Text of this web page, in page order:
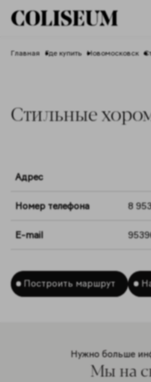
Главная Где купить Новомосковск
Стильные
Адрес
Номер телефона 8
E-mail
Построить маршрут
Нужно больше
Мы на